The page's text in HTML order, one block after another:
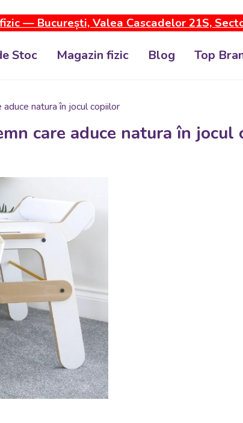
— București, Valea Cascadelor 21S,
Stoc Magazin fizic Blog Top
natura în jocul copiilor
care aduce natura în jocul